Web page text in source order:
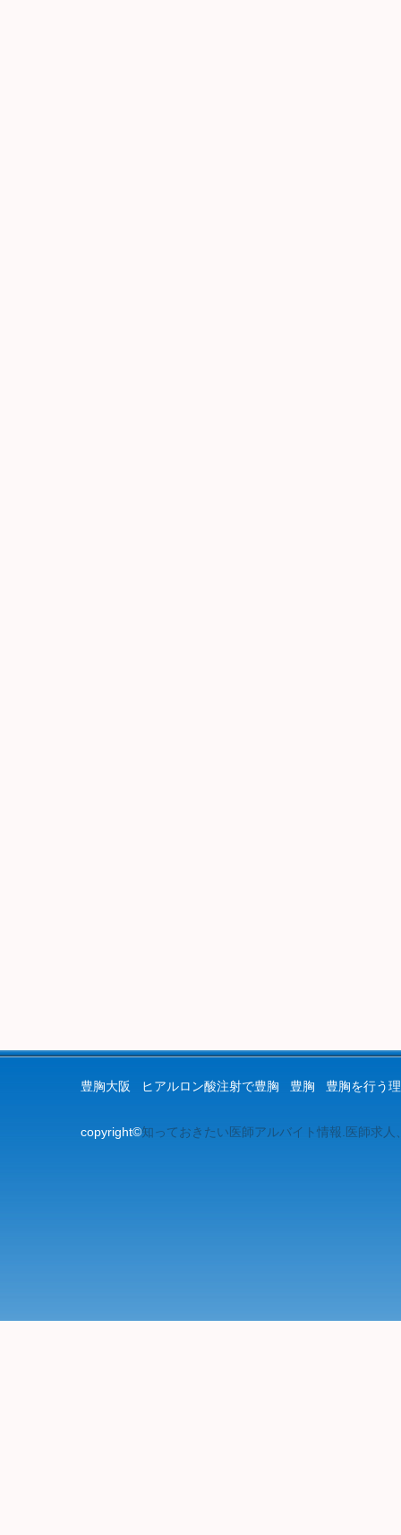
豊胸大阪 ヒアルロン酸注射で豊胸 豊胸 豊胸を行う
copyright©知っておきたい医師アルバイト情報.医師求